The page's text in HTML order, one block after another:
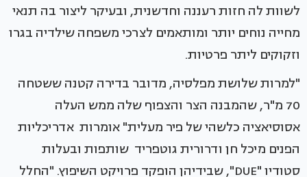
לשוות לה חזות רעננה וחדשנית, ובעיקר ליצור בה תנאי
מחייה נוחים יותר ומותאמים לצרכי משפחה שילדיה בגרו
וזקוקים ליתר פרטיות.
"למרות שלושת מפלסיה, מדובר בדירה קטנה ששטחה
70 מ"ר, שהמבנה הצר והצפוף שלה ממש העלה
אסוסיאציה כלשהי של פיר מעלית" אומרות אדריכליות
הפנים מיכל חן ודרורית גוטפריד שותפות ובעלות
סטודיו "DUE", שבידיהן הופקד פרויקט השיפוץ. "החלל